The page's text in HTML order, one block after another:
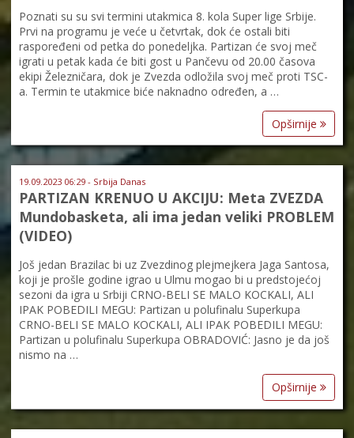
Poznati su su svi termini utakmica 8. kola Super lige Srbije.
Prvi na programu je veće u četvrtak, dok će ostali biti
raspoređeni od petka do ponedeljka. Partizan će svoj meč
igrati u petak kada će biti gost u Pančevu od 20.00 časova
ekipi Železničara, dok je Zvezda odložila svoj meč proti TSC-
a. Termin te utakmice biće naknadno određen, a …
Opširnije
19.09.2023 06:29 - Srbija Danas
PARTIZAN KRENUO U AKCIJU: Meta ZVEZDA
Mundobasketa, ali ima jedan veliki PROBLEM
(VIDEO)
Još jedan Brazilac bi uz Zvezdinog plejmejkera Jaga Santosa,
koji je prošle godine igrao u Ulmu mogao bi u predstojećoj
sezoni da igra u Srbiji CRNO-BELI SE MALO KOCKALI, ALI
IPAK POBEDILI MEGU: Partizan u polufinalu Superkupa
CRNO-BELI SE MALO KOCKALI, ALI IPAK POBEDILI MEGU:
Partizan u polufinalu Superkupa OBRADOVIĆ: Jasno je da još
nismo na …
Opširnije